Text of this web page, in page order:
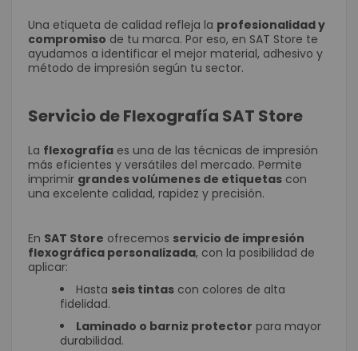
Una etiqueta de calidad refleja la profesionalidad y
compromiso de tu marca. Por eso, en SAT Store te
ayudamos a identificar el mejor material, adhesivo y
método de impresión según tu sector.
Servicio de Flexografía SAT Store
La flexografía es una de las técnicas de impresión
más eficientes y versátiles del mercado. Permite
imprimir grandes volúmenes de etiquetas con
una excelente calidad, rapidez y precisión.
En SAT Store ofrecemos servicio de impresión
flexográfica personalizada, con la posibilidad de
aplicar:
Hasta seis tintas con colores de alta
fidelidad.
Laminado o barniz protector para mayor
durabilidad.